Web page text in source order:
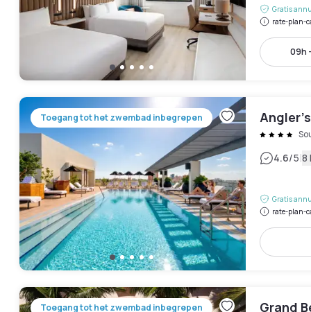
Gratis
rate-plan-
09h
Toegang tot het zwembad inbegrepen
4.6/5|8
Gratis
rate-plan-
Toegang tot het zwembad inbegrepen Grand